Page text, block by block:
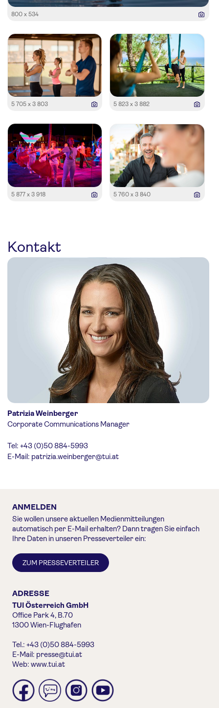
800 x 534
5 705 x 3 803 5 823 x 3 882
5 877 x 3 918 5 760 x 3 840
Kontakt
Patrizia Weinberger
Corporate Communications Manager
Tel: +43 (0)50 884-5993
E-Mail: patrizia.weinberger@tui.at
ANMELDEN
Sie wollen unsere aktuellen Medienmitteilungen
automatisch per E-Mail erhalten? Dann tragen Sie einfach
Ihre Daten in unseren Presseverteiler ein:
ZUM PRESSEVERTEILER
ADRESSE
TUI Österreich GmbH
Office Park 4, B.70
1300 Wien-Flughafen
Tel.: +43 (0)50 884-5993
E-Mail: presse@tui.at
Web: www.tui.at